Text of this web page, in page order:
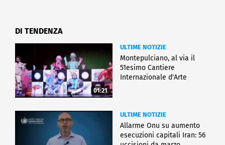
DI TENDENZA
01:21
ULTIME NOTIZIE
Montepulciano, al via il
51esimo Cantiere
Internazionale d'Arte
ULTIME NOTIZIE
Allarme Onu su aumento
esecuzioni capitali Iran: 56